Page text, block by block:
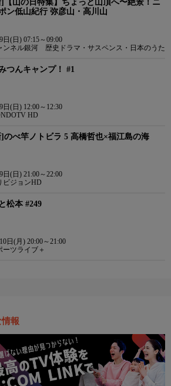
]【山の日特集】ちょっと山頂へ〜絶景！ニ
ン低山紀行 弥彦山・高川山
日(日) 07:15～09:00
ンネル銀河 歴史ドラマ・サスペンス・日本のうた
つんキャンプ！ #1
日(日) 12:00～12:30
HD
]のべ竿ノトビラ 5 高橋哲也×福江島の海
日(日) 21:00～22:00
ビジョンHD
松本 #249
日(月) 20:00～21:00
ーツライブ＋
報